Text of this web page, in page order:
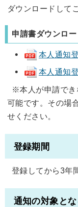
ダウンロードして
申請書ダウンロー
本人通知
本人通知
※本人が申請でき
可能です。その場
せください。
登録期間
登録してから3年
通知の対象と